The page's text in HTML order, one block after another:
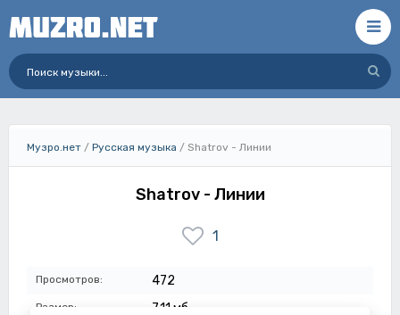
Музро.нет / Русская музыка / Shatrov - Линии
Shatrov - Линии
1
Просмотров: 472
Размер: 7.11 мб